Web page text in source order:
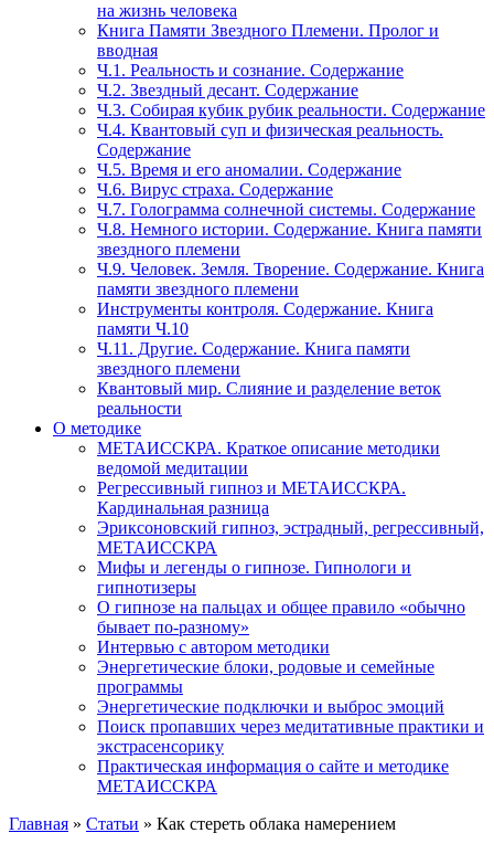
на жизнь человека
Книга Памяти Звездного Племени. Пролог и
вводная
Ч.1. Реальность и сознание. Содержание
Ч.2. Звездный десант. Содержание
Ч.3. Собирая кубик рубик реальности. Содержание
Ч.4. Квантовый суп и физическая реальность.
Содержание
Ч.5. Время и его аномалии. Содержание
Ч.6. Вирус страха. Содержание
Ч.7. Голограмма солнечной системы. Содержание
Ч.8. Немного истории. Содержание. Книга памяти
звездного племени
Ч.9. Человек. Земля. Творение. Содержание. Книга
памяти звездного племени
Инструменты контроля. Содержание. Книга
памяти Ч.10
Ч.11. Другие. Содержание. Книга памяти
звездного племени
Квантовый мир. Слияние и разделение веток
реальности
О методике
МЕТАИССКРА. Краткое описание методики
ведомой медитации
Регрессивный гипноз и МЕТАИССКРА.
Кардинальная разница
Эриксоновский гипноз, эстрадный, регрессивный,
МЕТАИССКРА
Мифы и легенды о гипнозе. Гипнологи и
гипнотизеры
О гипнозе на пальцах и общее правило «обычно
бывает по-разному»
Интервью с автором методики
Энергетические блоки, родовые и семейные
программы
Энергетические подключки и выброс эмоций
Поиск пропавших через медитативные практики и
экстрасенсорику
Практическая информация о сайте и методике
МЕТАИССКРА
Главная » Статьи » Как стереть облака намерением